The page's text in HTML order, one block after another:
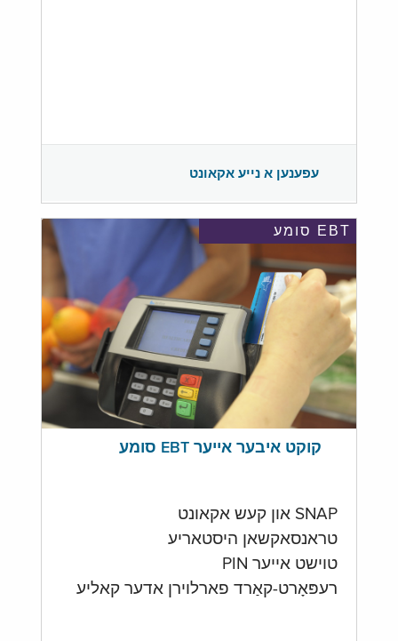
עפענען א נייע אקאונט
EBT סומע
קוקט איבער אייער EBT סומע
SNAP און קעש אקאונט
טראנסאקשאן היסטאריע
טוישט אייער PIN
רעפּאָרט-קאַרד פארלוירן אדער קאליע